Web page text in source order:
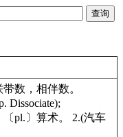
带数，相伴数。
Dissociate);
pl.〕算术。 2.(汽车